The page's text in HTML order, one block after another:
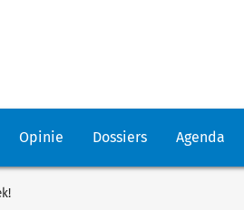
Opinie Dossiers Agenda